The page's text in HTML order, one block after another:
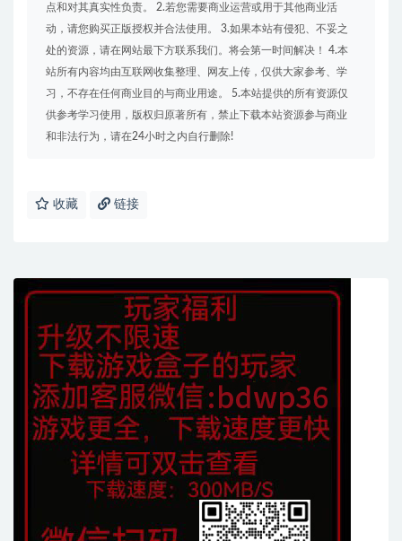
点和对其真实性负责。 2.若您需要商业运营或用于其他商业活
动，请您购买正版授权并合法使用。 3.如果本站有侵犯、不妥之
处的资源，请在网站最下方联系我们。将会第一时间解决！ 4.本
站所有内容均由互联网收集整理、网友上传，仅供大家参考、学
习，不存在任何商业目的与商业用途。 5.本站提供的所有资源仅
供参考学习使用，版权归原著所有，禁止下载本站资源参与商业
和非法行为，请在24小时之内自行删除!
收藏 链接